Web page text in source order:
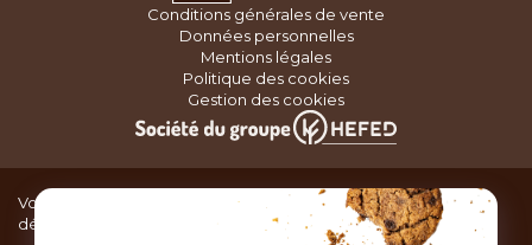
Conditions générales de vente
Données personnelles
Mentions légales
Politique des cookies
Gestion des cookies
Vous recherchez du matériel de cuisine pour concocter de
délicieux plats ou des pâtisseries dignes d’un grand chef ?